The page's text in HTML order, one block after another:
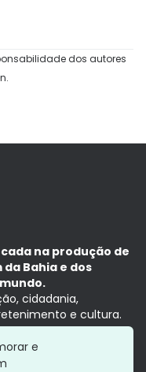
dos autores
na produção de
Bahia e dos
cidadania,
e cultura.
tempo presente,
e